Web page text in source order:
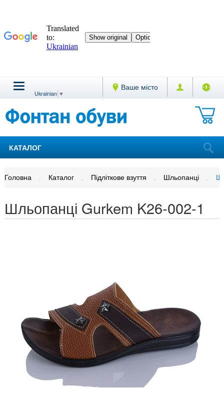
Ваше місто
Ukrainian ▼
КАТАЛОГ
Головна Каталог Підліткове взуття Шльопанці
Шльопанці Gurkem K26-002-1